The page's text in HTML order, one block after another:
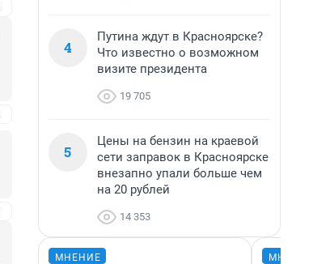
4
Путина ждут в Красноярске?
Что известно о возможном
визите президента
19 705
5
Цены на бензин на краевой
сети заправок в Красноярске
внезапно упали больше чем
на 20 рублей
14 353
МНЕНИЕ